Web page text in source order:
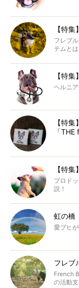
【特
フレブ
テムと
【特
ヘルニ
【特
「
【特
プロド
説！
虹の橋
愛ブヒ
フレブ
French
の活動支